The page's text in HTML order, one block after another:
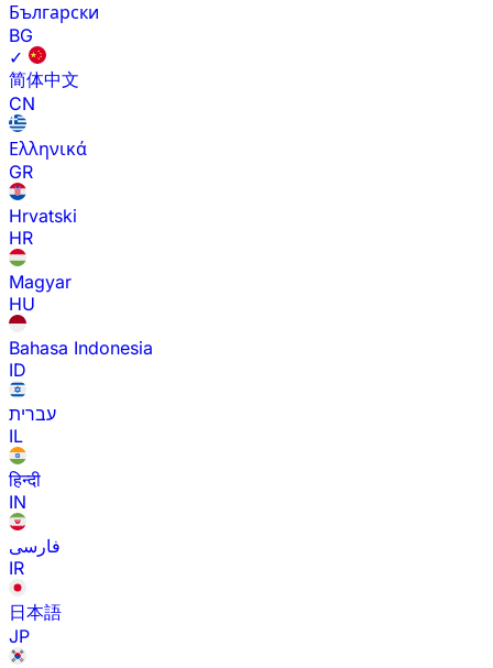
Български
BG
✓
简体中文
CN
Ελληνικά
GR
Hrvatski
HR
Magyar
HU
Bahasa Indonesia
ID
עברית
IL
हिन्दी
IN
فارسی
IR
日本語
JP